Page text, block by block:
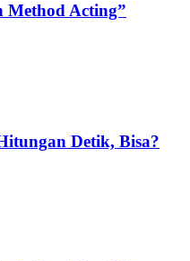
Method Acting”
Detik, Bisa?